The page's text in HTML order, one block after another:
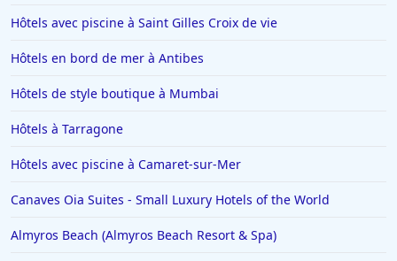
Hôtels avec piscine à Saint Gilles Croix de vie
Hôtels en bord de mer à Antibes
Hôtels de style boutique à Mumbai
Hôtels à Tarragone
Hôtels avec piscine à Camaret-sur-Mer
Canaves Oia Suites - Small Luxury Hotels of the World
Almyros Beach (Almyros Beach Resort & Spa)